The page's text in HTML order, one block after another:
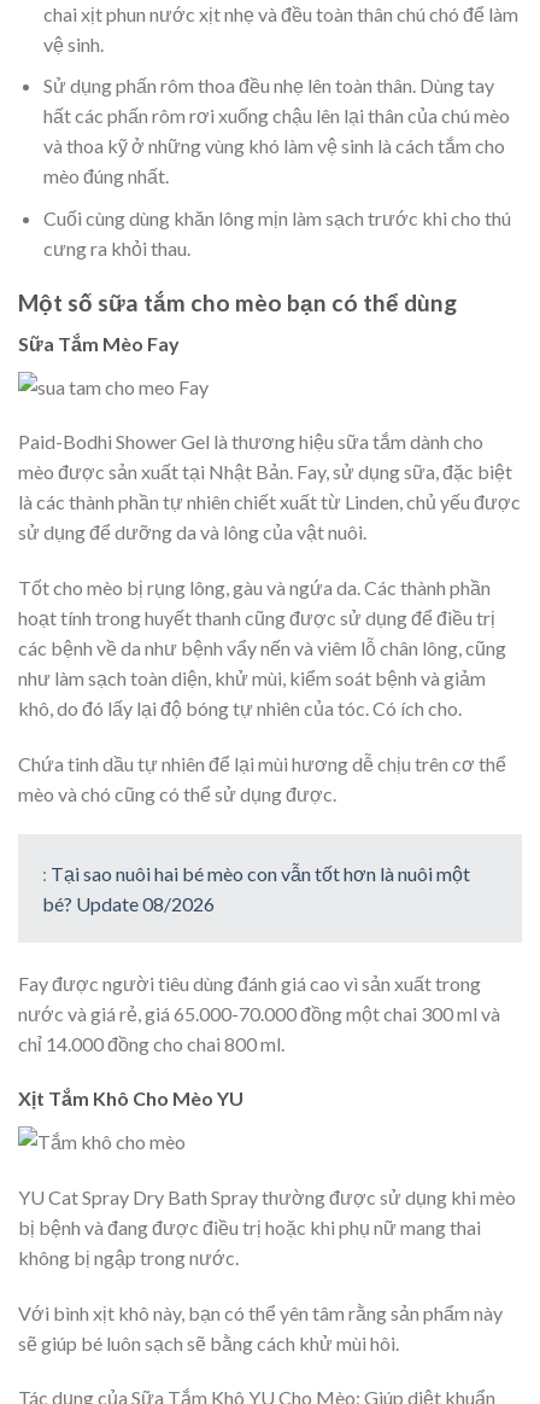
chai xịt phun nước xịt nhẹ và đều toàn thân chú chó để làm
vệ sinh.
Sử dụng phấn rôm thoa đều nhẹ lên toàn thân. Dùng tay
hất các phấn rôm rơi xuống chậu lên lại thân của chú mèo
và thoa kỹ ở những vùng khó làm vệ sinh là cách tắm cho
mèo đúng nhất.
Cuối cùng dùng khăn lông mịn làm sạch trước khi cho thú
cưng ra khỏi thau.
Một số sữa tắm cho mèo bạn có thể dùng
Sữa Tắm Mèo Fay
Paid-Bodhi Shower Gel là thương hiệu sữa tắm dành cho
mèo được sản xuất tại Nhật Bản. Fay, sử dụng sữa, đặc biệt
là các thành phần tự nhiên chiết xuất từ ​​Linden, chủ yếu được
sử dụng để dưỡng da và lông của vật nuôi.
Tốt cho mèo bị rụng lông, gàu và ngứa da. Các thành phần
hoạt tính trong huyết thanh cũng được sử dụng để điều trị
các bệnh về da như bệnh vẩy nến và viêm lỗ chân lông, cũng
như làm sạch toàn diện, khử mùi, kiểm soát bệnh và giảm
khô, do đó lấy lại độ bóng tự nhiên của tóc. Có ích cho.
Chứa tinh dầu tự nhiên để lại mùi hương dễ chịu trên cơ thể
mèo và chó cũng có thể sử dụng được.
: Tại sao nuôi hai bé mèo con vẫn tốt hơn là nuôi một
bé? Update 08/2026
Fay được người tiêu dùng đánh giá cao vì sản xuất trong
nước và giá rẻ, giá 65.000-70.000 đồng một chai 300 ml và
chỉ 14.000 đồng cho chai 800 ml.
Xịt Tắm Khô Cho Mèo YU
YU Cat Spray Dry Bath Spray thường được sử dụng khi mèo
bị bệnh và đang được điều trị hoặc khi phụ nữ mang thai
không bị ngập trong nước.
Với bình xịt khô này, bạn có thể yên tâm rằng sản phẩm này
sẽ giúp bé luôn sạch sẽ bằng cách khử mùi hôi.
Tác dụng của Sữa Tắm Khô YU Cho Mèo: Giúp diệt khuẩn